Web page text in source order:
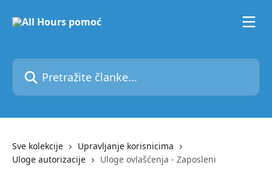
Pretražite članke...
Sve kolekcije
Upravljanje korisnicima
Uloge autorizacije
Uloge ovlašćenja - Zaposleni